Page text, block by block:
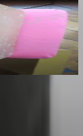
les